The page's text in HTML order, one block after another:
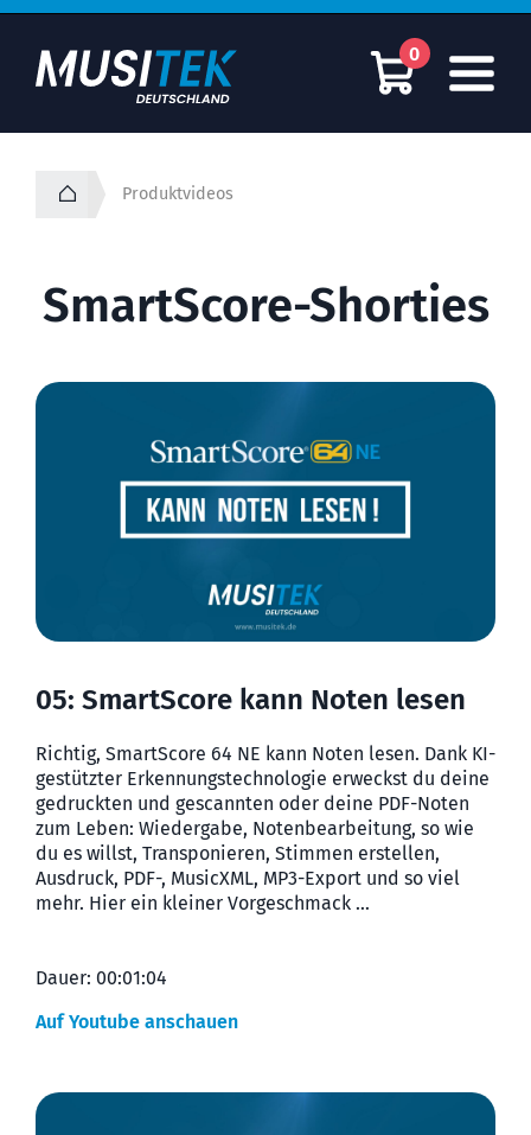
0
Produktvideos
SmartScore-Shorties
05: SmartScore kann Noten lesen
Richtig, SmartScore 64 NE kann Noten lesen. Dank KI-
gestützter Erkennungs­techno­logie erweckst du deine
gedruckten und gescannten oder deine PDF-Noten
zum Leben: Wieder­gabe, Noten­bear­bei­tung, so wie
du es willst, Transpo­nieren, Stimmen erstellen,
Ausdruck, PDF-, MusicXML, MP3-Export und so viel
mehr. Hier ein kleiner Vorgeschmack …
Dauer: 00:01:04
Auf Youtube anschauen